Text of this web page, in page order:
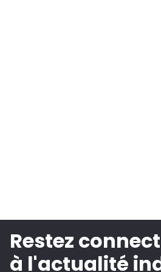
Restez
à l'actualité